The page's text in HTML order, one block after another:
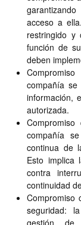
acceso a
restringido y
función de
deben
compañía
información,
autorizada.
compañía
continua de
Esto implica
contra
continuidad
Compromiso
seguridad:
gestión de